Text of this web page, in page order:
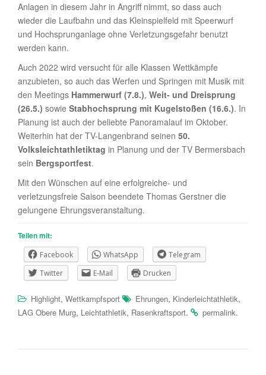
Anlagen in diesem Jahr in Angriff nimmt, so dass auch
wieder die Laufbahn und das Kleinspielfeld mit Speerwurf
und Hochsprunganlage ohne Verletzungsgefahr benutzt
werden kann.
Auch 2022 wird versucht für alle Klassen Wettkämpfe
anzubieten, so auch das Werfen und Springen mit Musik mit
den Meetings Hammerwurf (7.8.), Weit- und Dreisprung
(26.5.) sowie Stabhochsprung mit Kugelstoßen (16.6.). In
Planung ist auch der beliebte Panoramalauf im Oktober.
Weiterhin hat der TV-Langenbrand seinen 50.
Volksleichtathletiktag in Planung und der TV Bermersbach
sein Bergsportfest.
Mit den Wünschen auf eine erfolgreiche- und
verletzungsfreie Saison beendete Thomas Gerstner die
gelungene Ehrungsveranstaltung.
Teilen mit:
Facebook WhatsApp
Telegram
Twitter
E-Mail Drucken
Highlight, Wettkampfsport Ehrungen, Kinderleichtathletik,
LAG Obere Murg, Leichtathletik, Rasenkraftsport. permalink.